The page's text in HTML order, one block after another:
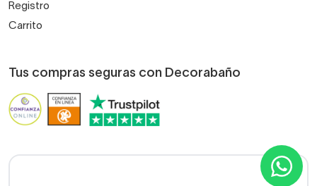
Registro
Carrito
Tus compras seguras con Decorabaño